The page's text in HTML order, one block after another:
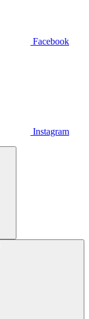
Facebook
Instagram